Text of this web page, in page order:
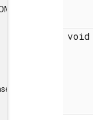
ARRAY >
TO >,